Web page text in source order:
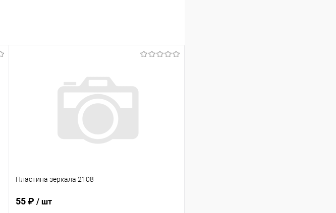
Пластина зеркала 2108
55 ₽ / шт